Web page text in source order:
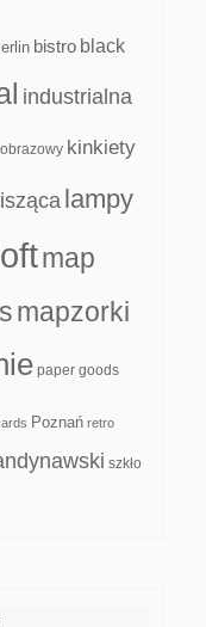
bistro black
industrialna
kinkiety
lampy
map
mapzorki
paper goods
Poznań retro
szkło